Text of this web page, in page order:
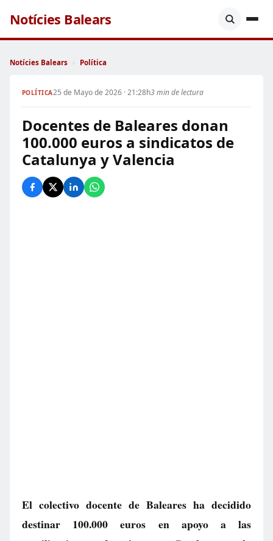
Notícies Balears
Notícies Balears › Política
POLÍTICA25 de Mayo de 2026 · 21:28h3 min de lectura
Docentes de Baleares donan
100.000 euros a sindicatos de
Catalunya y Valencia
El colectivo docente de Baleares ha decidido
destinar 100.000 euros en apoyo a las